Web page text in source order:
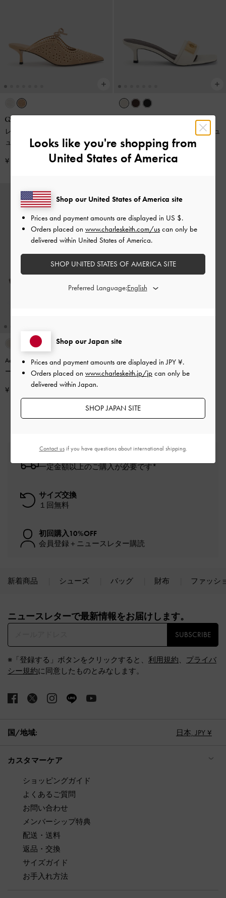
レザーエンブロイダリー ヒールミ
ュール
ベージュ
¥ 14,900
Aelin エイリン キトゥンヒールミュ
ール-ホワイト
¥ 9,900
Aelin エイリン キトゥンヒールミュ
ール
-エスプレッソブラウン
¥ 9,900
一定金額以上のご購入が必要です*
サイズ交換
１回無料
初回購入10%OFF
会員登録＋ニュースレター購読
新着商品 シューズ バッグ 財布 ファッシ
ニュースレターで最新情報をお届けします。​
SUBSCRIBE
※「登録する」ボタンをクリックすると、 利用規約、 プライバ
シー規約に同意したものとみなします。
国/地域: 日本, JPY ¥
カスタマーケア
ショッピングガイド
よくあるご質問
お問い合わせ
メンバーシップ特典
配送・送料
返品・交換
サイズガイド
お手入れ方法
Looks like you're shopping from
United States of America
Shop our Japan site
Prices and payment amounts are displayed inJPY ¥.
Orders placed on www.charleskeith.jp/jp can only be
delivered within Japan.
SHOP JAPAN SITE
Shop our United States of America site
Prices and payment amounts are displayed in US $.
Orders placed on www.charleskeith.com/us can only be
delivered within United States of America.
SHOP UNITED STATES OF AMERICA SITE
Preferred Language:
Contact usif you have questions about international shipping.